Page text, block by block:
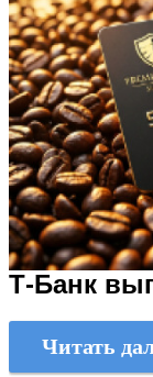
Т-Банк
Читать